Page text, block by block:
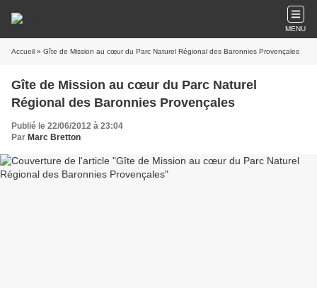
MENU
Accueil » Gîte de Mission au cœur du Parc Naturel Régional des Baronnies Provençales
Gîte de Mission au cœur du Parc Naturel
Régional des Baronnies Provençales
Publié le 22/06/2012 à 23:04
Par Marc Bretton